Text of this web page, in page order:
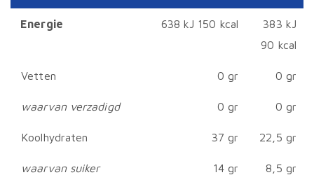
Energie 638 kJ 150 kcal
383 kJ
90 kcal
Vetten 0 gr 0 gr
waarvan verzadigd 0 gr 0 gr
Koolhydraten 37 gr 22,5 gr
waarvan suiker 14 gr 8,5 gr